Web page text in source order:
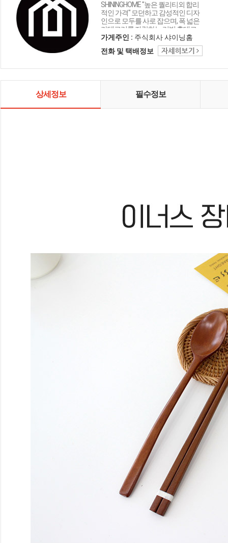
SHININGHOME "높은 퀄리티외 합리
적인 가격" 모던하고 감성적인 디자
인으로 모두를 사로 잡으며, 폭 넓은
카테고리를 자랑하는 리빙 홈데코
인테리어 샤이닝홈입니다.
가게주인 : 주식회사 샤이닝홈
전화 및 택배정보
상세정보 필수정보